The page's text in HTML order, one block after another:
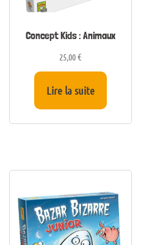
Concept Kids : Animaux
25,00€
Lire la suite